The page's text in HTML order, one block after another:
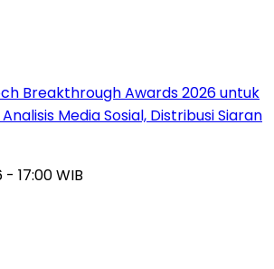
Breakthrough Awards 2026 untuk
Media Sosial, Distribusi Siaran
17:00 WIB